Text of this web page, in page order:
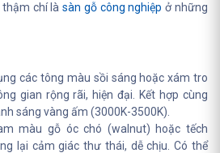
thậm chí làsàn gỗ công nghiệp ở những
các tông màu sồi sáng hoặc xám tro
gian rộng rãi, hiện đại. Kết hợp cùng
sáng vàng ấm (3000K-3500K).
màu gỗ óc chó (walnut) hoặc tếch
lại cảm giác thư thái, dễ chịu. Có thể